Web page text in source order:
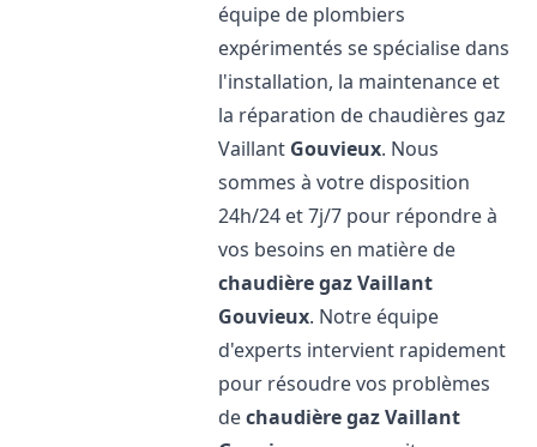
équipe de plombiers
expérimentés se spécialise dans
l'installation, la maintenance et
la réparation de chaudières gaz
Vaillant Gouvieux. Nous
sommes à votre disposition
24h/24 et 7j/7 pour répondre à
vos besoins en matière de
chaudière gaz Vaillant
Gouvieux. Notre équipe
d'experts intervient rapidement
pour résoudre vos problèmes
dechaudière gaz Vaillant